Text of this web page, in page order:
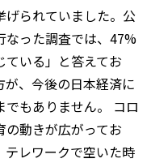
られていました。公
なった調査では、47%
ている」と答えてお
が、今後の日本経済に
もありません。 コロ
の動きが広がってお
テレワークで空いた時